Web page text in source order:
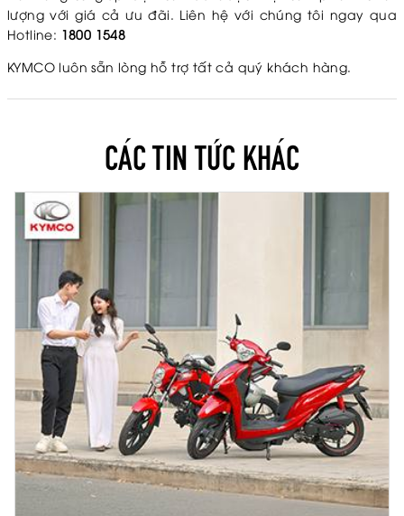
lượng với giá cả ưu đãi. Liên hệ với chúng tôi ngay qua
Hotline: 1800 1548
KYMCO luôn sẵn lòng hỗ trợ tất cả quý khách hàng.
CÁC TIN TỨC KHÁC